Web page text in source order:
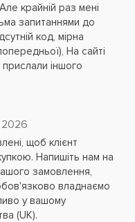
крайній раз мені
запитаннями до
код, мірна
На сайті
іншого
2026
щоб клієнт
Напишіть нам на
замовлення,
владнаємо
у вашому
(UK).